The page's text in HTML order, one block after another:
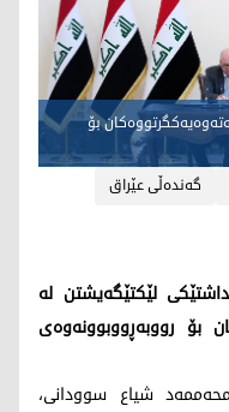
بۆ
گه‌نده‌ڵی عێراق
لێكتێگه‌یشتن له‌
بۆ رووبه‌ڕووبوونه‌وه‌ی
شیاع سوودانی،